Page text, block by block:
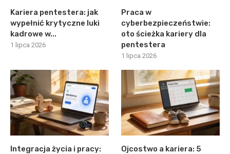
Kariera pentestera: jak
wypełnić krytyczne luki
kadrowe w...
1 lipca 2026
Praca w
cyberbezpieczeństwie:
oto ścieżka kariery dla
pentestera
1 lipca 2026
Integracja życia i pracy:
Ojcostwo a kariera: 5